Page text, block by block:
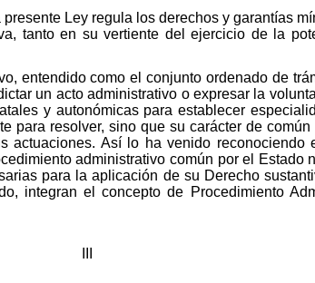
Ley regula los derechos y garantías
tanto en su vertiente del ejercicio de la
entendido como el conjunto ordenado de
un acto administrativo o expresar la
y autonómicas para establecer
para resolver, sino que su carácter de
actuaciones. Así lo ha venido reconociendo
administrativo común por el Estado
para la aplicación de su Derecho
integran el concepto de Procedimiento